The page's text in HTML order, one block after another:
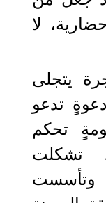
لا
يتجلى
تدعو
تحكم
تشكلت
وتأسست